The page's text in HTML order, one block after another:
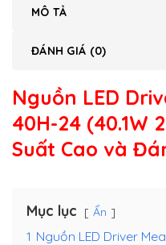
MÔ TẢ
ĐÁNH GIÁ (0)
Nguồn LED
40H-24 (40.1W
Suất Cao và
Mục lục Ẩn
1 Nguồn LED Driver